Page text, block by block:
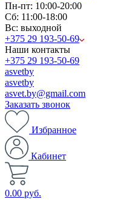
Пн-пт: 10:00-20:00
Сб: 11:00-18:00
Вс: выходной
+375 29 193-50-69
Наши контакты
+375 29 193-50-69
asvetby
asvetby
asvet.by@gmail.com
Заказать звонок
Избранное
Кабинет
0.00 руб.